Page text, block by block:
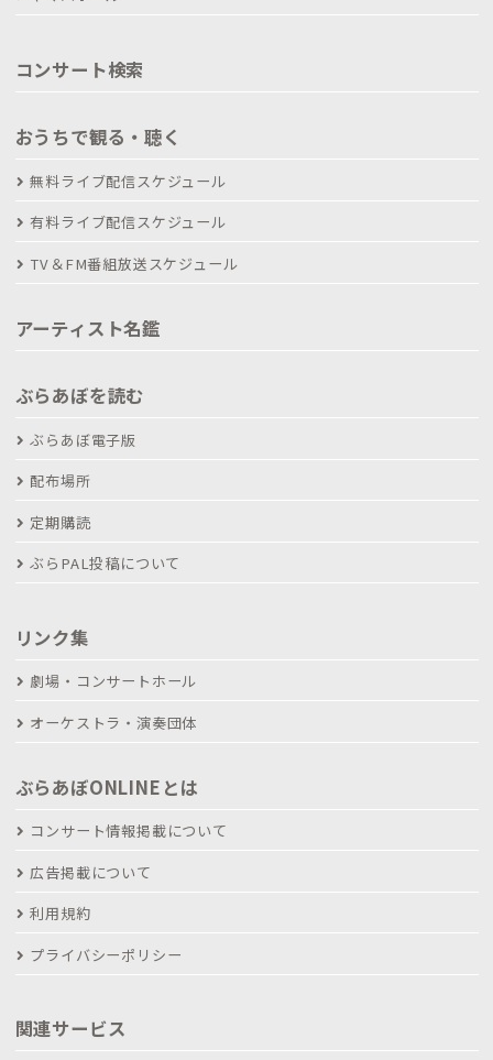
コンサート検索
おうちで観る・聴く
無料ライブ配信スケジュール
有料ライブ配信スケジュール
TV＆FM番組放送スケジュール
アーティスト名鑑
ぶらあぼを読む
ぶらあぼ電子版
配布場所
定期購読
ぶらPAL投稿について
リンク集
劇場・コンサートホール
オーケストラ・演奏団体
ぶらあぼONLINEとは
コンサート情報掲載について
広告掲載について
利用規約
プライバシーポリシー
関連サービス